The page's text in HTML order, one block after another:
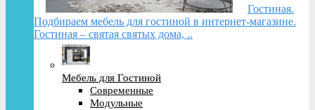
Гостиная.
Подбираем мебель для гостиной в интернет-магазине.
Гостиная – святая святых дома, ..
Мебель для Гостиной
Современные
Модульные